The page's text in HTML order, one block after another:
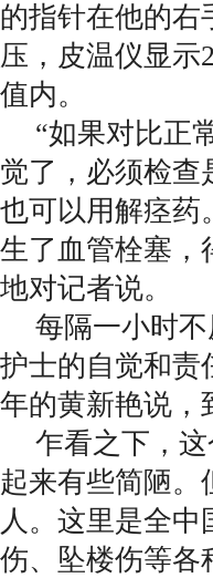
的指针在他的右
压，皮温仪显
值内。
“如果对比正
觉了，必须检查
也可以用解痉药
生了血管栓塞，
地对记者说。
每隔一小时
护士的自觉和责
年的黄新艳说，
乍看之下，
起来有些简陋。
人。这里是全
伤、坠楼伤等各